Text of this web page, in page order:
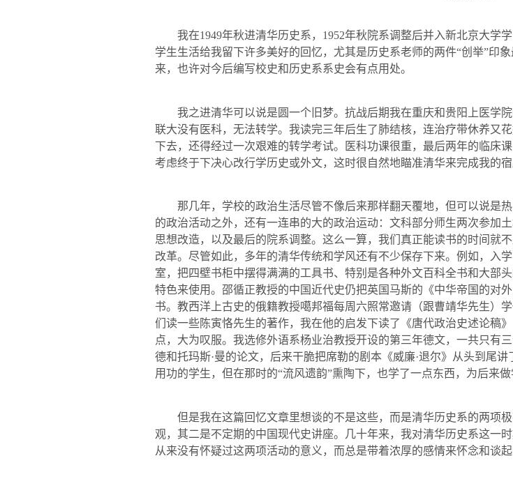
我在1949年秋进清华历史系， 1952年秋院系调整后并入新北京大学
学生生活给我留下许多美好的回忆，尤其是历史系老师的两件“创举”印
来，也许对今后编写校史和历史系系史会有点用处。
我之进清华可以说是圆一个旧梦。抗战后期我在重庆和贵阳上医学
联大没有医科，无法转学。我读完三年后生了肺结核，连治疗带休养又
下去，还得经过一次艰难的转学考试。医科功课很重，最后两年的临床
考虑终于下决心改行学历史或外文，这时很自然地瞄准清华来完成我的宿
那几年，学校的政治生活尽管不像后来那样翻天覆地，但可以说是
的政治活动之外，还有一连串的大的政治运动：文科部分师生两次参加
思想改造，以及最后的院系调整。这么一算，我们真正能读书的时间就
改革。尽管如此，多年的清华传统和学风还有不少保存下来。例如，入
室，把四壁书柜中摆得满满的工具书、特别是各种外文百科全书和大部
特色来使用。邵循正教授的中国近代史仍把英国马斯的《中华帝国的对
书。教西洋上古史的俄籍教授噶邦福每周六照常邀请（跟曹靖华先生）
们读一些陈寅恪先生的著作，我在他的启发下读了《唐代政治史述论稿
点，大为叹服。我选修外语系杨业治教授开设的第三年德文，一共只有
德和托玛斯·曼的论文，后来干脆把席勒的剧本《威廉·退尔》从头到尾
用功的学生，但在那时的“流风遗韵”熏陶下，也学了一点东西，为后来做
但是我在这篇回忆文章里想谈的不是这些，而是清华历史系的两项
观，其二是不定期的中国现代史讲座。几十年来，我对清华历史系这一
从来没有怀疑过这两项活动的意义，而总是带着浓厚的感情来怀念和谈起